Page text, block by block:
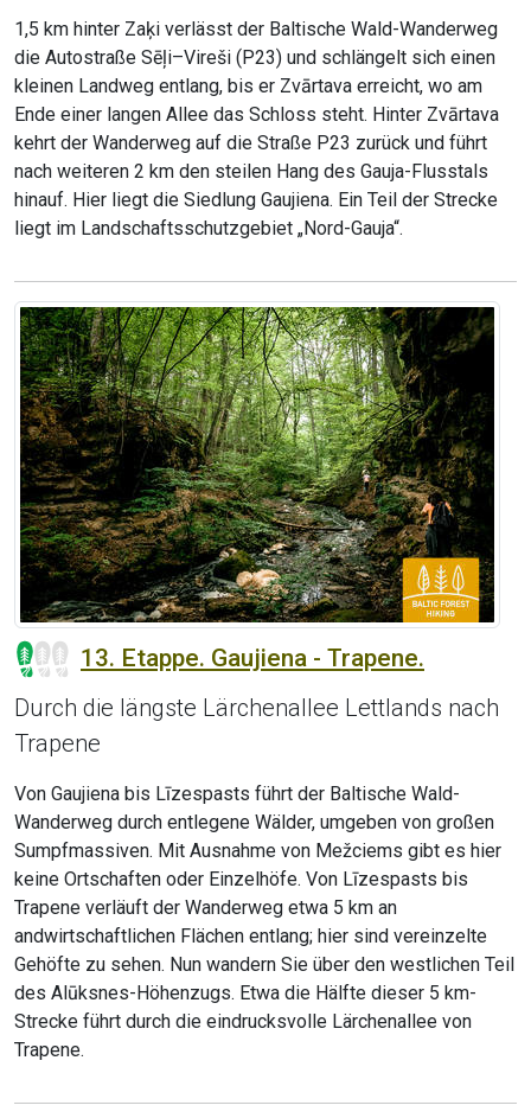
1,5 km hinter Zaķi verlässt der Baltische Wald-Wanderweg
die Autostraße Sēļi–Vireši (P23) und schlängelt sich einen
kleinen Landweg entlang, bis er Zvārtava erreicht, wo am
Ende einer langen Allee das Schloss steht. Hinter Zvārtava
kehrt der Wanderweg auf die Straße P23 zurück und führt
nach weiteren 2 km den steilen Hang des Gauja-Flusstals
hinauf. Hier liegt die Siedlung Gaujiena. Ein Teil der Strecke
liegt im Landschaftsschutzgebiet „Nord-Gauja“.
13. Etappe. Gaujiena - Trapene.
Durch die längste Lärchenallee Lettlands nach
Trapene
Von Gaujiena bis Līzespasts führt der Baltische Wald-
Wanderweg durch entlegene Wälder, umgeben von großen
Sumpfmassiven. Mit Ausnahme von Mežciems gibt es hier
keine Ortschaften oder Einzelhöfe. Von Līzespasts bis
Trapene verläuft der Wanderweg etwa 5 km an
andwirtschaftlichen Flächen entlang; hier sind vereinzelte
Gehöfte zu sehen. Nun wandern Sie über den westlichen Teil
des Alūksnes-Höhenzugs. Etwa die Hälfte dieser 5 km-
Strecke führt durch die eindrucksvolle Lärchenallee von
Trapene.